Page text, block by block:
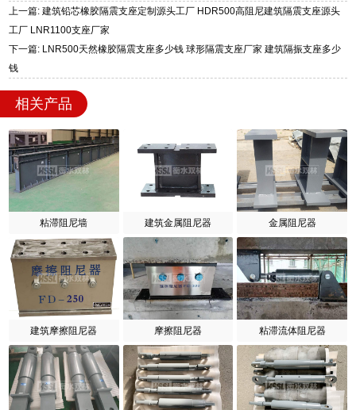
上一篇: 建筑铅芯橡胶隔震支座定制源头工厂 HDR500高阻尼建筑隔震支座源头
工厂 LNR1100支座厂家
下一篇: LNR500天然橡胶隔震支座多少钱 球形隔震支座厂家 建筑隔振支座多少
钱
相关产品
粘滞阻尼墙 建筑金属阻尼器 金属阻尼器
建筑摩擦阻尼器 摩擦阻尼器 粘滞流体阻尼器